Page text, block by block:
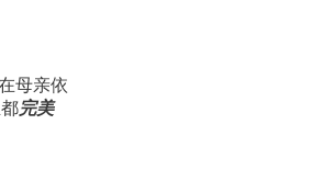
母亲依
完美